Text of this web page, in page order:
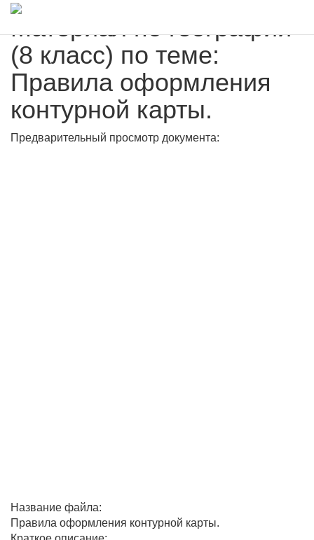
Материал по географии
(8 класс) по теме:
Правила оформления
контурной карты.
Предварительный просмотр документа:
Название файла:
Правила оформления контурной карты.